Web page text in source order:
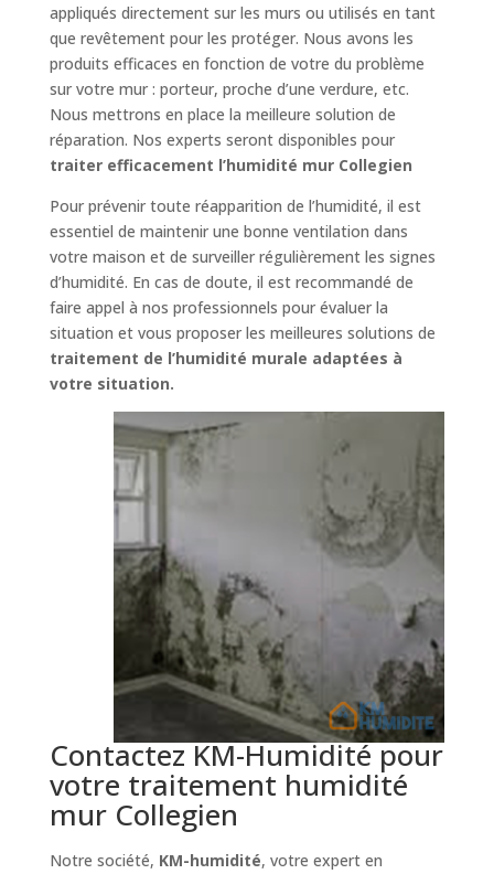
appliqués directement sur les murs ou utilisés en tant
que revêtement pour les protéger. Nous avons les
produits efficaces en fonction de votre du problème
sur votre mur : porteur, proche d’une verdure, etc.
Nous mettrons en place la meilleure solution de
réparation. Nos experts seront disponibles pour
traiter efficacement l’humidité mur Collegien
Pour prévenir toute réapparition de l’humidité, il est
essentiel de maintenir une bonne ventilation dans
votre maison et de surveiller régulièrement les signes
d’humidité. En cas de doute, il est recommandé de
faire appel à nos professionnels pour évaluer la
situation et vous proposer les meilleures solutions de
traitement de l’humidité murale adaptées à
votre situation.
Contactez KM-Humidité pour
votre traitement humidité
mur Collegien
Notre société, KM-humidité, votre expert en